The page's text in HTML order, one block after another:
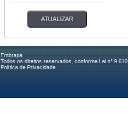
Embrapa
Todos os direitos reservados, conforme Lei n° 9.610
Política de Privacidade